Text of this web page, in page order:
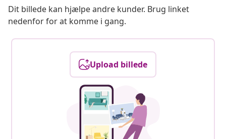
Dit billede kan hjælpe andre kunder. Brug linket
nedenfor for at komme i gang.
Upload billede